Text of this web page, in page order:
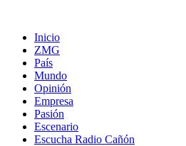
Inicio
ZMG
País
Mundo
Opinión
Empresa
Pasión
Escenario
Escucha Radio Cañón